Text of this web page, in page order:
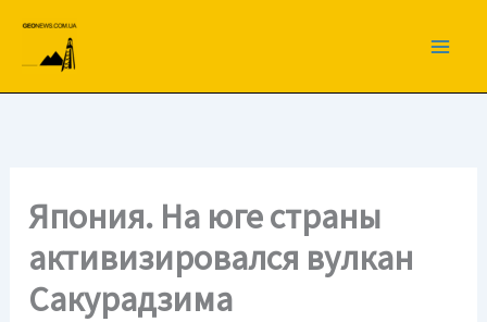
вмісту
Япония. На юге страны
активизировался вулкан
Сакурадзима